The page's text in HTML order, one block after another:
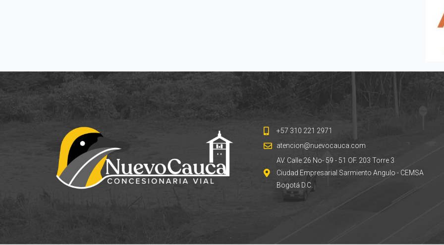
+57 310 221 2971
atencion@nuevocauca.com
AV. Calle 26 No- 59 - 51 OF. 203 Torre 3
Ciudad Empresarial Sarmiento Angulo - CEMSA
Bogotá D.C.